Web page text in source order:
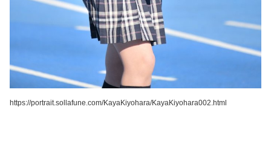
https://portrait.sollafune.com/KayaKiyohara/KayaKiyohara002.html